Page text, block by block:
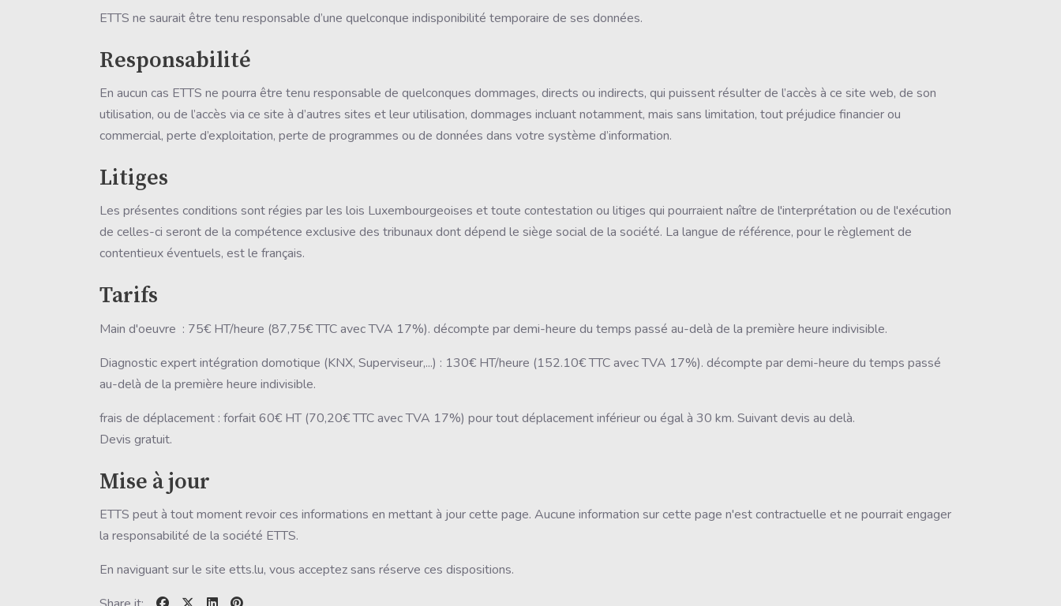
ETTS ne saurait être tenu responsable d’une quelconque indisponibilité temporaire de ses données.
Responsabilité
En aucun cas ETTS ne pourra être tenu responsable de quelconques dommages, directs ou indirects, qui puissent résulter de l’accès à ce site web, de son
utilisation, ou de l’accès via ce site à d’autres sites et leur utilisation, dommages incluant notamment, mais sans limitation, tout préjudice financier ou
commercial, perte d’exploitation, perte de programmes ou de données dans votre système d’information.
Litiges
Les présentes conditions sont régies par les lois Luxembourgeoises et toute contestation ou litiges qui pourraient naître de l'interprétation ou de l'exécution
de celles-ci seront de la compétence exclusive des tribunaux dont dépend le siège social de la société. La langue de référence, pour le règlement de
contentieux éventuels, est le français.
Tarifs
Main d'oeuvre : 75€ HT/heure (87,75€ TTC avec TVA 17%). décompte par demi-heure du temps passé au-delà de la première heure indivisible.
Diagnostic expert intégration domotique (KNX, Superviseur,...) : 130€ HT/heure (152.10€ TTC avec TVA 17%). décompte par demi-heure du temps passé
au-delà de la première heure indivisible.
frais de déplacement : forfait 60€ HT (70,20€ TTC avec TVA 17%) pour tout déplacement inférieur ou égal à 30 km. Suivant devis au delà.
Devis gratuit.
Mise à jour
ETTS peut à tout moment revoir ces informations en mettant à jour cette page. Aucune information sur cette page n'est contractuelle et ne pourrait engager
la responsabilité de la société ETTS.
En naviguant sur le site etts.lu, vous acceptez sans réserve ces dispositions.